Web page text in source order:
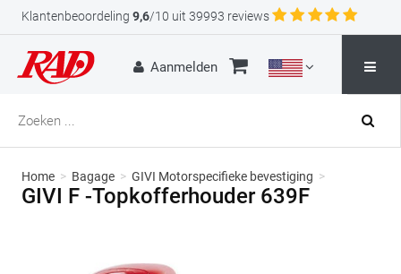
Klantenbeoordeling 9,6/10 uit 39993 reviews
Aanmelden
Home > Bagage > GIVI Motorspecifieke bevestiging >
GIVI F -Topkofferhouder 639F